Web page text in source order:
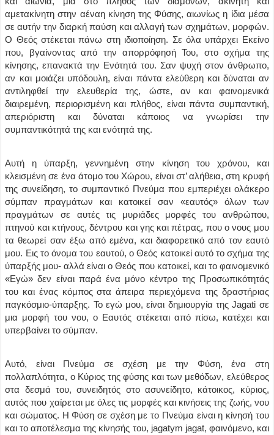
αμετακίνητη στην αέναη κίνηση της Φύσης, αιωνίως η ίδια μέσα
σε αυτήν την διαρκή παύση και αλλαγή των σχημάτων, μορφών.
Ο Θεός στέκεται πάνω στη ιδιοποίηση. Σε όλα υπάρχει Εκείνο
που, βγαίνοντας από την απορρόφησή Του, στο σχήμα της
κίνησης, επανακτά την Ενότητά του. Σαν ψυχή στον άνθρωπο,
αν και μοιάζει υπόδουλη, είναι πάντα ελεύθερη και δύναται αν
αντιληφθεί την ελευθερία της, ώστε, αν και φαινομενικά
διαιρεμένη, περιορισμένη και πλήθος, είναι πάντα συμπαντική,
απεριόριστη και δύναται κάποιος να γνωρίσει την
συμπαντικότητά της και ενότητά της.
Αυτή η ύπαρξη, γεννημένη στην κίνηση του χρόνου, και
κλεισμένη σε ένα άτομο του Χώρου, είναι στ’ αλήθεια, στη κρυφή
της συνείδηση, το συμπαντικό Πνεύμα που εμπεριέχει ολάκερο
σύμπαν πραγμάτων και κατοικεί σαν «εαυτός» όλων των
πραγμάτων σε αυτές τις μυριάδες μορφές του ανθρώπου,
πτηνού και κτήνους, δέντρου και γης και πέτρας, που ο νους μου
τα θεωρεί σαν έξω από εμένα, και διαφορετικό από τον εαυτό
μου. Εις το όνομα του εαυτού, ο Θεός κατοικεί αυτό το σχήμα της
ύπαρξής μου- αλλά είναι ο Θεός που κατοικεί, και το φαινομενικό
«Εγώ» δεν είναι παρά ένα μόνο κέντρο της Προσωπικότητάς
του και ένας κόμπος στα άπειρα περιεχόμενα της δραστήριας
παγκόσμιο-ύπαρξης. Το εγώ μου, είναι δημιουργία της Jagati σε
μια μορφή του νου, ο Εαυτός στέκεται από πίσω, κατέχει και
υπερβαίνει το σύμπαν.
Αυτό, είναι Πνεύμα σε σχέση με την Φύση, ένα στη
πολλαπλότητα, ο Κύριος της φύσης και των μεθόδων, ελεύθερος
στα δεσμά του, συνειδητός στο ασυνείδητο, κάτοικος, κύριος,
αυτός που χαίρεται με όλες τις μορφές και κινήσεις της ζωής, νου
και σώματος. Η Φύση σε σχέση με το Πνεύμα είναι η κίνησή του
και το αποτέλεσμα της κίνησής του, jagatym jagat, φαινόμενο, και